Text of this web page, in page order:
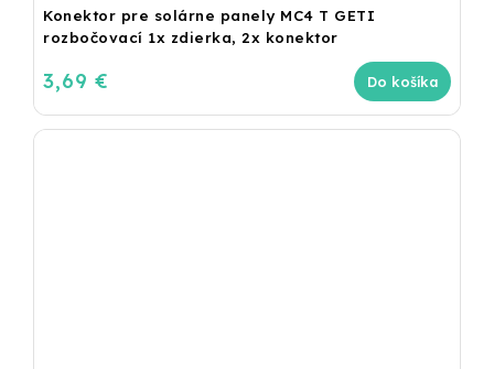
Konektor pre solárne panely MC4 T GETI
rozbočovací 1x zdierka, 2x konektor
3,69 € Do košíka